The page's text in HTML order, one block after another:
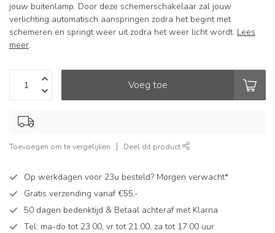
jouw buitenlamp. Door deze schemerschakelaar zal jouw
verlichting automatisch aanspringen zodra het begint met
schemeren en springt weer uit zodra het weer licht wordt. Lees
meer.
Voeg toe
Toevoegen om te vergelijken Deel dit product
Op werkdagen voor 23u besteld? Morgen verwacht*
Gratis verzending vanaf €55,-
50 dagen bedenktijd & Betaal achteraf met Klarna
Tel: ma-do tot 23.00, vr tot 21.00, za tot 17.00 uur